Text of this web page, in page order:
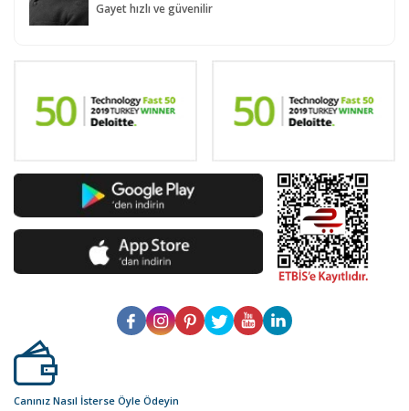
Gayet hızlı ve güvenilir
Canınız Nasıl İsterse Öyle Ödeyin